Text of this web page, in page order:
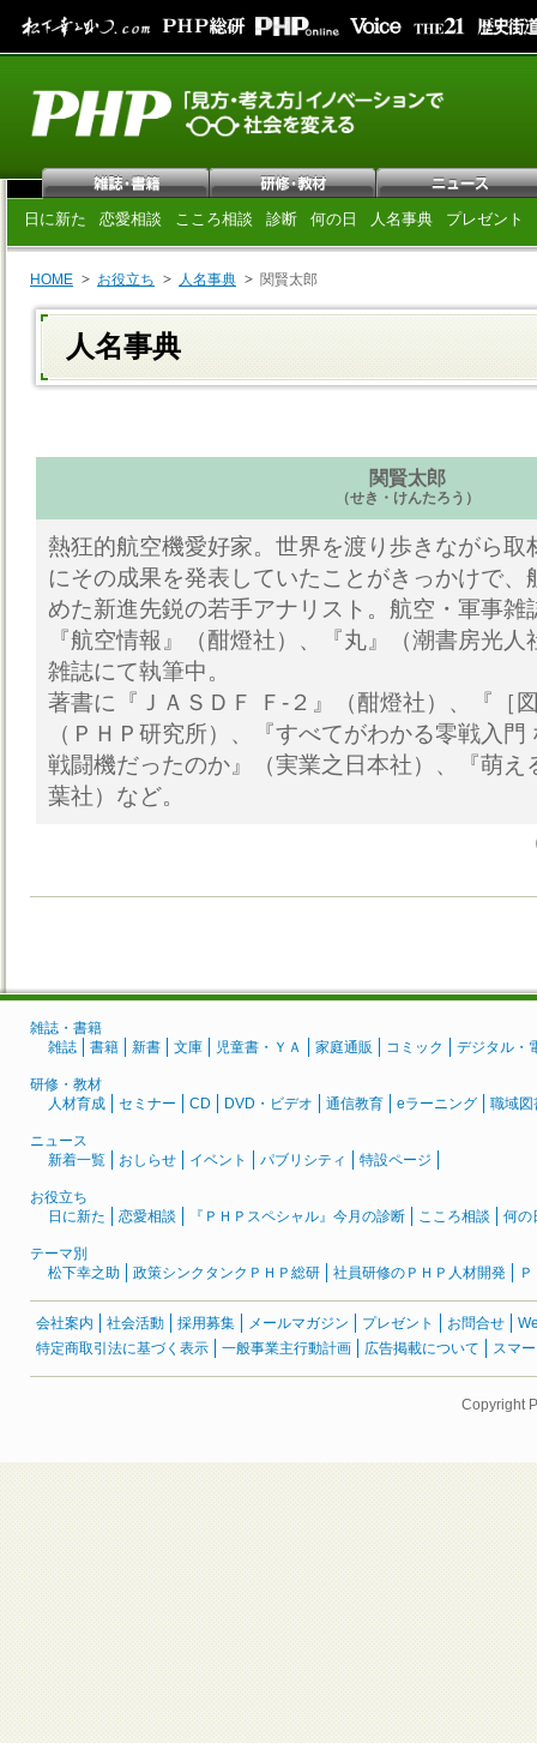
日に新た 恋愛相談 こころ相談 診断 何の日 人名事典 プレゼント
HOME お役立ち 人名事典 関賢太郎
人名事典
関賢太郎
（せき・けんたろう）
熱狂的航空機愛好家。世界を渡り歩きながら取
にその成果を発表していたことがきっかけで、
めた新進先鋭の若手アナリスト。航空・軍事雑
『航空情報』（酣燈社）、『丸』（潮書房光
雑誌にて執筆中。
著書に『ＪＡＳＤＦ Ｆ-２』（酣燈社）、『［
（ＰＨＰ研究所）、『すべてがわかる零戦入
戦闘機だったのか』（実業之日本社）、『萌え
葉社）など。
雑誌・書籍
雑誌
書籍 新書 文庫 児童書・ＹＡ 家庭通販 コミック デジタル・
研修・教材
人材育成
セミナー CD DVD・ビデオ 通信教育 eラーニング 職域図
ニュース
新着一覧
おしらせ イベント パブリシティ 特設ページ
お役立ち
日に新た
恋愛相談 『ＰＨＰスペシャル』今月の診断 こころ相談 何の
テーマ別
松下幸之助
政策シンクタンクＰＨＰ総研 社員研修のＰＨＰ人材開発
会社案内 社会活動 採用募集 メールマガジン プレゼント お問合せ
特定商取引法に基づく表示
一般事業主行動計画 広告掲載について スマ
Copyright